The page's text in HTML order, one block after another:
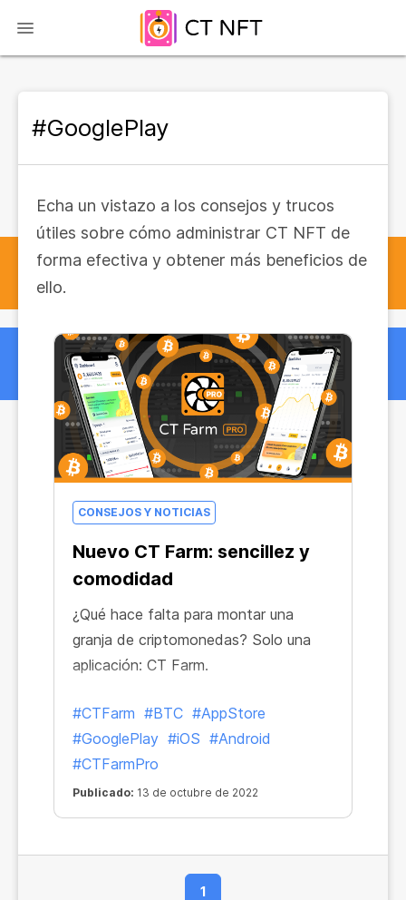
#GooglePlay
Echa un vistazo a los consejos y trucos
útiles sobre cómo administrar CT NFT de
forma efectiva y obtener más beneficios de
ello.
CONSEJOS Y NOTICIAS
Nuevo CT Farm: sencillez y
comodidad
¿Qué hace falta para montar una
granja de criptomonedas? Solo una
aplicación: CT Farm.
#CTFarm #BTC #AppStore
#GooglePlay #iOS #Android
#CTFarmPro
Publicado: 13 de octubre de 2022
1